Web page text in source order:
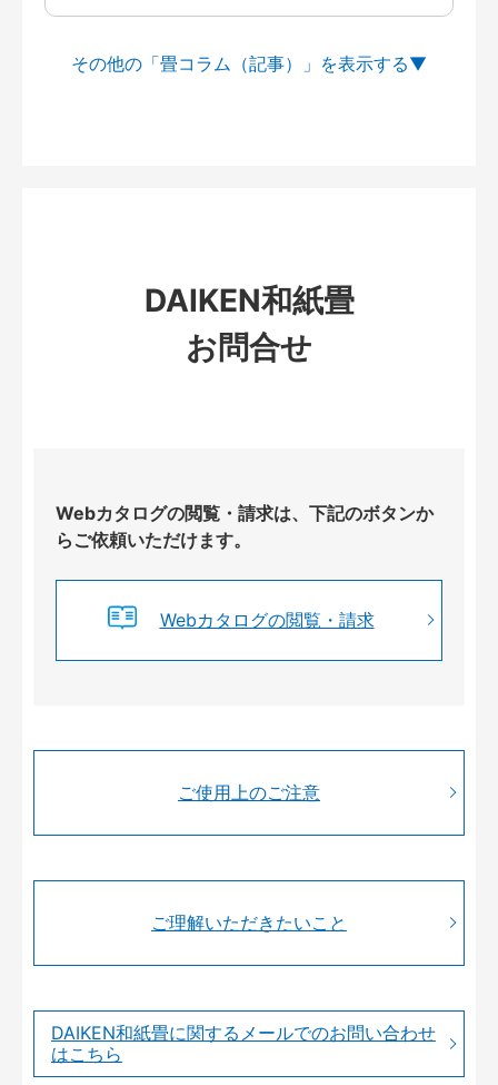
その他の「畳コラム（記事）」を
DAIKEN和紙畳
お問合せ
Webカタログの閲覧・請求は、下記のボタンか
らご依頼いただけます。
Webカタログの閲覧・請求
ご使用上のご注意
ご理解いただきたいこと
DAIKEN和紙畳に関するメールでのお問い合わせ
はこちら